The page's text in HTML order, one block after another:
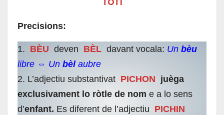
TOTI
Precisions:
1. BÈU deven BÈL davant vocala: Un bèu
libre ⇔ Un bèl aubre
2. L’adjectiu substantivat PICHON juèga
exclusivament lo ròtle de nom e a lo sens
d’enfant. Es diferent de l’adjectiu PICHIN